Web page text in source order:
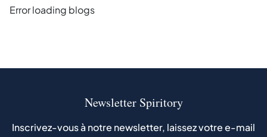
Error loading blogs
Newsletter Spiritory
Inscrivez-vous à notre newsletter, laissez votre e-mail